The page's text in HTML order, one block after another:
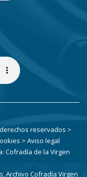
reservados >
> Aviso legal
Cofradía de la Virgen
Archivo Cofradía Virgen